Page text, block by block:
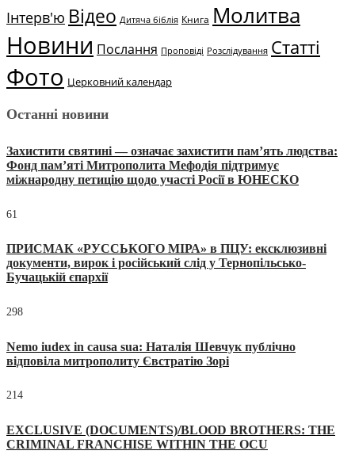
Інтерв'ю Відео Дитяча біблія Книга Молитва
Новини Послання Проповіді Розслідування Статті
Фото Церковний календар
Останні новини
Захистити святині — означає захистити пам’ять людства:
Фонд пам’яті Митрополита Мефодія підтримує
міжнародну петицію щодо участі Росії в ЮНЕСКО
61
ПРИСМАК «РУССЬКОГО МІРА» в ПЦУ: ексклюзивні
документи, вирок і російський слід у Тернопільсько-
Бучацькій єпархії
298
Nemo iudex in causa sua: Наталія Шевчук публічно
відповіла митрополиту Євстратію Зорі
214
EXCLUSIVE (DOCUMENTS)/BLOOD BROTHERS: THE
CRIMINAL FRANCHISE WITHIN THE OCU